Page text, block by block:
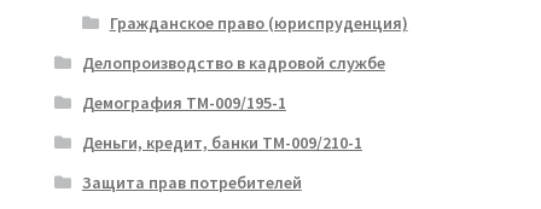
Гражданское право (юриспруденция)
Делопроизводство в кадровой службе
Демография ТМ-009/195-1
Деньги, кредит, банки ТМ-009/210-1
Защита прав потребителей